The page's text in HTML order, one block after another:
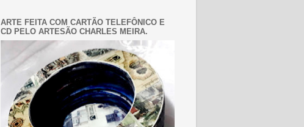
ARTE FEITA COM CARTÃO TELEFÔNICO E
CD PELO ARTESÃO CHARLES MEIRA.